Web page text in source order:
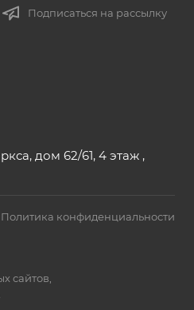
Подписаться на рассылку
дом 62/61, 4 этаж ,
Политика конфиденциальности
сайтов,